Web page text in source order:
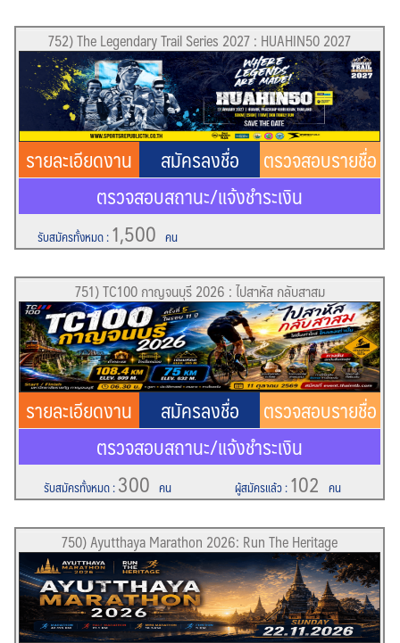
752) The Legendary Trail Series 2027 : HUAHIN50 2027
รายละเอียดงาน สมัครลงชื่อ
ตรวจสอบรายชื่อ
ตรวจสอบสถานะ/แจ้งชำระเงิน
รับสมัครทั้งหมด:1,500 คน
751) TC100 กาญจนบุรี 2026 : ไปสาหัส กลับสาสม
รายละเอียดงาน สมัครลงชื่อ
ตรวจสอบรายชื่อ
ตรวจสอบสถานะ/แจ้งชำระเงิน
รับสมัครทั้งหมด:300 คน ผู้สมัครแล้ว:102 คน
750) Ayutthaya Marathon 2026: Run The Heritage